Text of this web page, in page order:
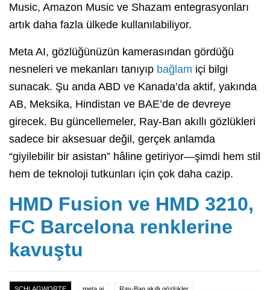
Music, Amazon Music ve Shazam entegrasyonları
artık daha fazla ülkede kullanılabiliyor.
Meta AI, gözlüğünüzün kamerasından gördüğü
nesneleri ve mekanları tanıyıp bağlam içi bilgi
sunacak. Şu anda ABD ve Kanada’da aktif, yakında
AB, Meksika, Hindistan ve BAE’de de devreye
girecek. Bu güncellemeler, Ray-Ban akıllı gözlükleri
sadece bir aksesuar değil, gerçek anlamda
“giyilebilir bir asistan” hâline getiriyor—şimdi hem stil
hem de teknoloji tutkunları için çok daha cazip.
HMD Fusion ve HMD 3210,
FC Barcelona renklerine
kavuştu